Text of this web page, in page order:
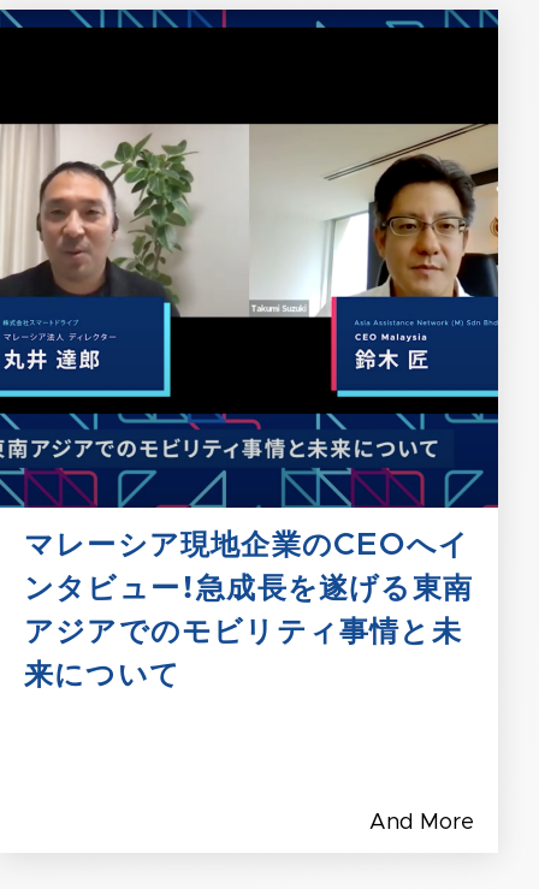
マレーシア現地企業のCEOへイ
ンタビュー！急成長を遂げる東南
アジアでのモビリティ事情と未
来について
And More